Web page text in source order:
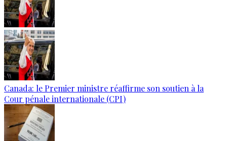
Canada: le Premier ministre réaffirme son soutien à la
Cour pénale internationale (CPI)